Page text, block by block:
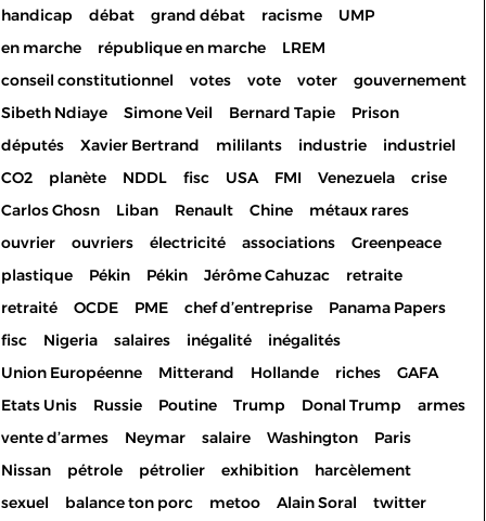
handicap
débat grand débat racisme
UMP
en marche
république en marche
LREM
conseil constitutionnel
votes vote voter
gouvernement
Sibeth Ndiaye
Simone Veil Bernard Tapie
Prison
députés
Xavier Bertrand mililants industrie
industriel
CO2
planète NDDL fisc USA FMI Venezuela
crise
Carlos Ghosn
Liban Renault Chine
métaux rares
ouvrier
ouvriers électricité associations
Greenpeace
plastique
Pékin Pékin Jérôme Cahuzac
retraite
retraité
OCDE PME chef d’entreprise
Panama Papers
fisc
Nigeria salaires inégalité
inégalités
Union Européenne
Mitterand Hollande riches
GAFA
Etats Unis
Russie Poutine Trump Donal Trump
armes
vente d’armes
Neymar salaire Washington
Paris
Nissan
pétrole pétrolier exhibition
harcèlement
sexuel
balance ton porc metoo Alain Soral
twitter